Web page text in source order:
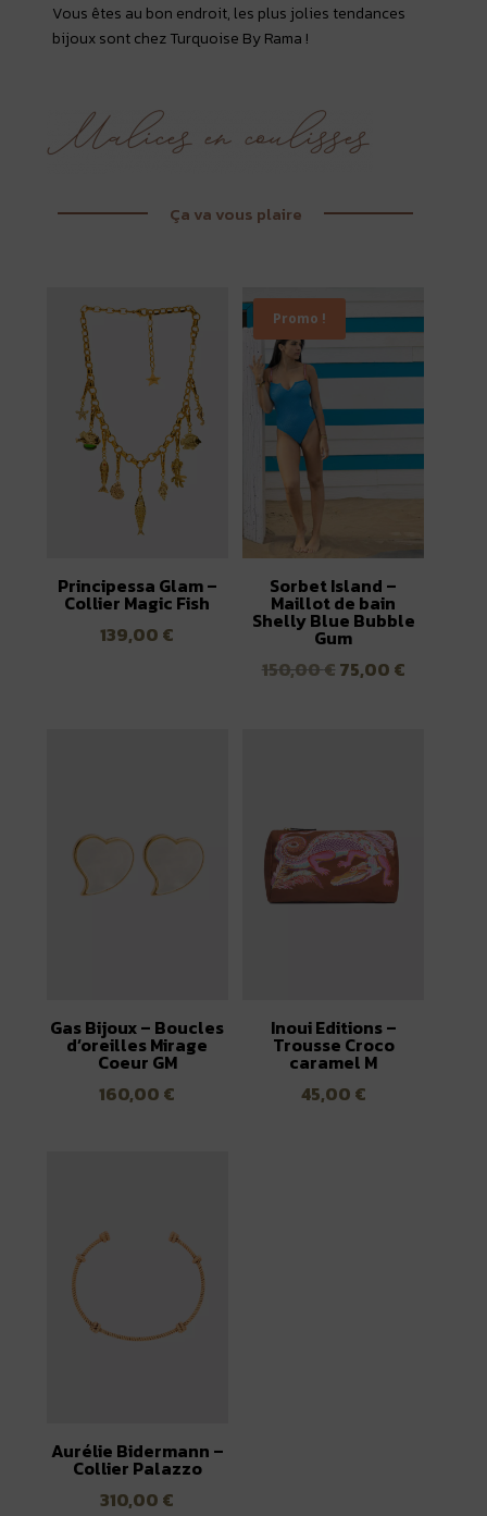
Vous êtes au bon endroit, les plus jolies tendances
bijoux sont chez Turquoise By Rama !
Ça va vous plaire
Principessa Glam –
Collier Magic Fish
139,00 €
Promo !
Sorbet Island –
Maillot de bain
Shelly Blue Bubble
Gum
150,00€ Le
75,00 €Le
Gas Bijoux – Boucles
d’oreilles Mirage
Coeur GM
160,00 €
Inoui Editions –
Trousse Croco
caramel M
45,00 €
Aurélie Bidermann –
Collier Palazzo
310,00 €